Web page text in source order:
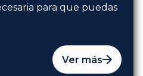
para que puedas
Ver más